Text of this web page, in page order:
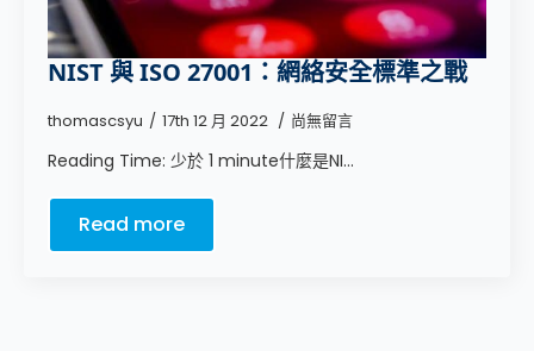
NIST 與 ISO 27001：網絡安全標準之戰
thomascsyu 17th 12 月 2022 尚無留言
Reading Time: 少於 1 minute什麼是NI...
Read more